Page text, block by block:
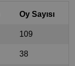
Oy Sayısı
109
38